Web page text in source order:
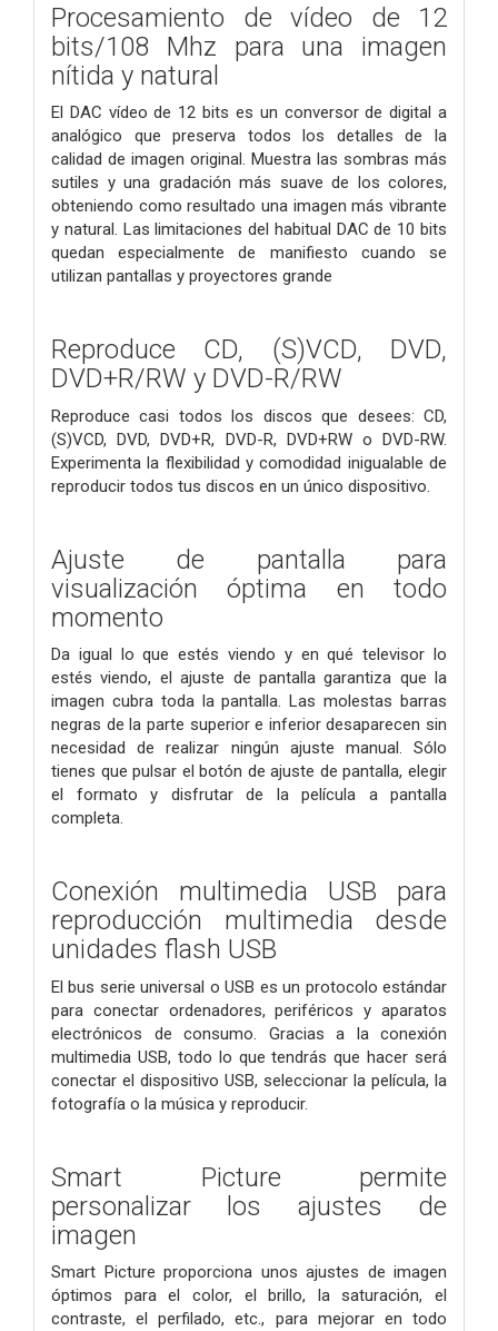
Procesamiento de vídeo de 12
bits/108 Mhz para una imagen
nítida y natural
El DAC vídeo de 12 bits es un conversor de digital a
analógico que preserva todos los detalles de la
calidad de imagen original. Muestra las sombras más
sutiles y una gradación más suave de los colores,
obteniendo como resultado una imagen más vibrante
y natural. Las limitaciones del habitual DAC de 10 bits
quedan especialmente de manifiesto cuando se
utilizan pantallas y proyectores grande
Reproduce CD, (S)VCD, DVD,
DVD+R/RW y DVD-R/RW
Reproduce casi todos los discos que desees: CD,
(S)VCD, DVD, DVD+R, DVD-R, DVD+RW o DVD-RW.
Experimenta la flexibilidad y comodidad inigualable de
reproducir todos tus discos en un único dispositivo.
Ajuste de pantalla para
visualización óptima en todo
momento
Da igual lo que estés viendo y en qué televisor lo
estés viendo, el ajuste de pantalla garantiza que la
imagen cubra toda la pantalla. Las molestas barras
negras de la parte superior e inferior desaparecen sin
necesidad de realizar ningún ajuste manual. Sólo
tienes que pulsar el botón de ajuste de pantalla, elegir
el formato y disfrutar de la película a pantalla
completa.
Conexión multimedia USB para
reproducción multimedia desde
unidades flash USB
El bus serie universal o USB es un protocolo estándar
para conectar ordenadores, periféricos y aparatos
electrónicos de consumo. Gracias a la conexión
multimedia USB, todo lo que tendrás que hacer será
conectar el dispositivo USB, seleccionar la película, la
fotografía o la música y reproducir.
Smart Picture permite
personalizar los ajustes de
imagen
Smart Picture proporciona unos ajustes de imagen
óptimos para el color, el brillo, la saturación, el
contraste, el perfilado, etc., para mejorar en todo